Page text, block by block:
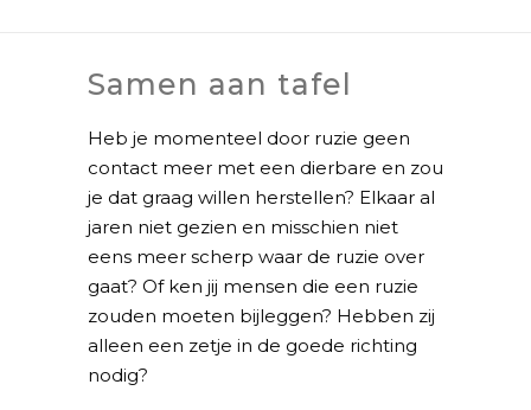
Samen aan tafel
Heb je momenteel door ruzie geen
contact meer met een dierbare en zou
je dat graag willen herstellen? Elkaar al
jaren niet gezien en misschien niet
eens meer scherp waar de ruzie over
gaat? Of ken jij mensen die een ruzie
zouden moeten bijleggen? Hebben zij
alleen een zetje in de goede richting
nodig?